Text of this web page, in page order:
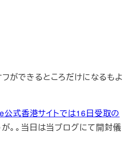
ができるところだけになるもよ
公式香港サイトでは16日受取の
。。当日は当ブログにて開封儀